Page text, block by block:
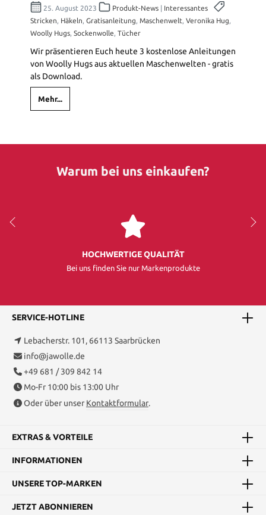
25. August 2023 Produkt-News| Interessantes
Stricken, Häkeln, Gratisanleitung, Maschenwelt, Veronika Hug,
Woolly Hugs, Sockenwolle, Tücher
Wir präsentieren Euch heute 3 kostenlose Anleitungen
von Woolly Hugs aus aktuellen Maschenwelten - gratis
als Download.
Mehr...
Warum bei uns einkaufen?
HOCHWERTIGE QUALITÄT
Bei uns finden Sie nur Markenprodukte
SERVICE-HOTLINE
Lebacherstr. 101, 66113 Saarbrücken
info@jawolle.de
+49 681 / 309 842 14
Mo-Fr 10:00 bis 13:00 Uhr
Oder über unser Kontaktformular.
EXTRAS & VORTEILE
INFORMATIONEN
UNSERE TOP-MARKEN
JETZT ABONNIEREN